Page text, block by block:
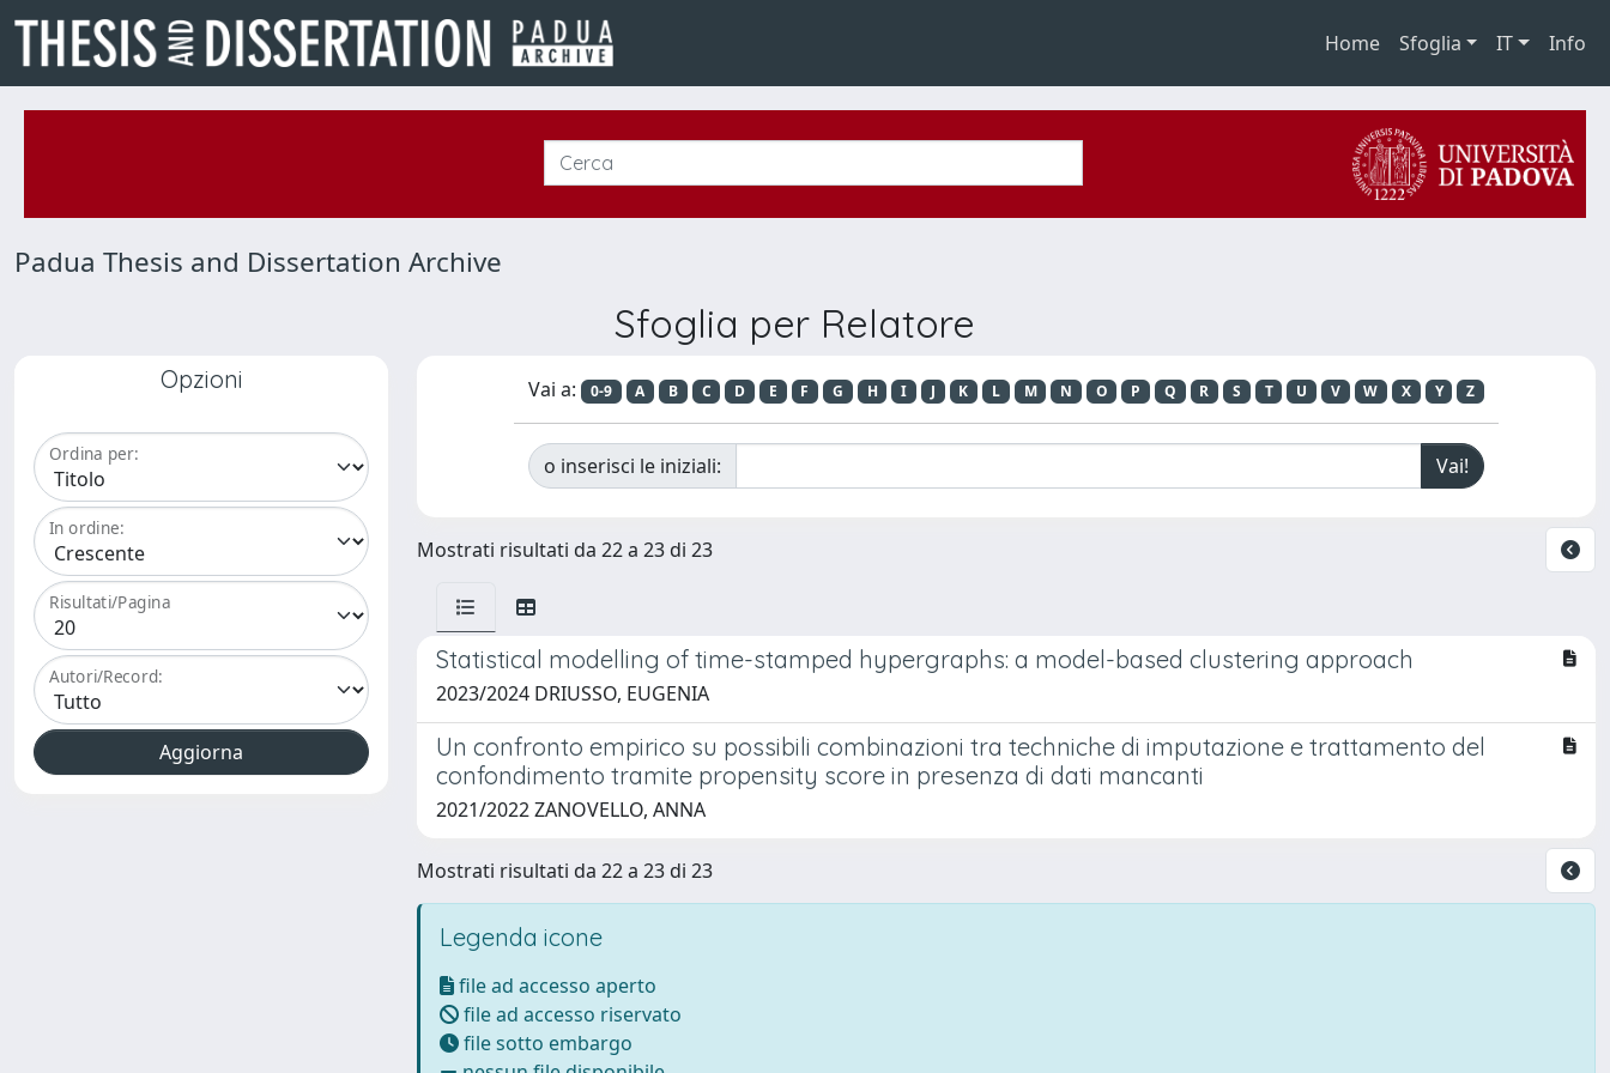
Home Sfoglia IT Info
Padua Thesis and Dissertation Archive
Sfoglia per Relatore
Opzioni
Ordina per:
In ordine:
Risultati/Pagina
Autori/Record:
Vai a: 0-9 A B C D E F G H I J K L M N O P Q R S T U V W X Y Z
o inserisci le iniziali:
Mostrati risultati da 22 a 23 di 23
Statistical modelling of time-stamped hypergraphs: a model-based clustering approach
2023/2024 DRIUSSO, EUGENIA
Un confronto empirico su possibili combinazioni tra techniche di imputazione e trattamento del
confondimento tramite propensity score in presenza di dati mancanti
2021/2022 ZANOVELLO, ANNA
Mostrati risultati da 22 a 23 di 23
Legenda icone
file ad accesso aperto
file ad accesso riservato
file sotto embargo